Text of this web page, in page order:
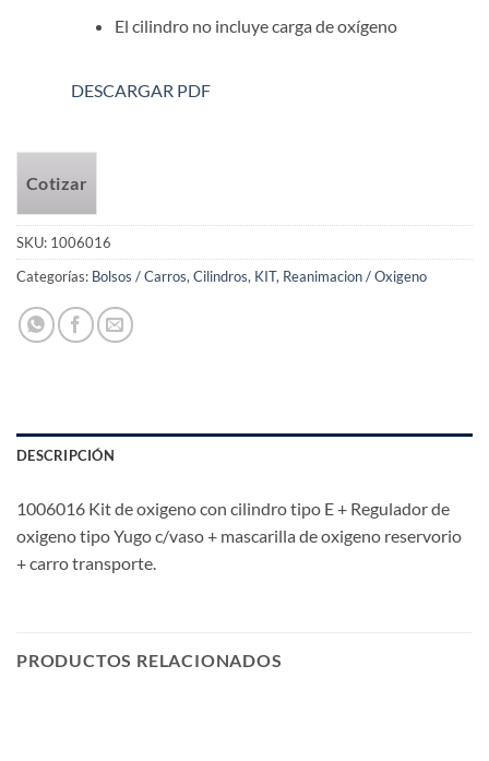
El cilindro no incluye carga de oxígeno
DESCARGAR PDF
Cotizar
SKU: 1006016
Categorías: Bolsos / Carros, Cilindros, KIT, Reanimacion / Oxigeno
DESCRIPCIÓN
1006016 Kit de oxigeno con cilindro tipo E + Regulador de
oxigeno tipo Yugo c/vaso + mascarilla de oxigeno reservorio
+ carro transporte.
PRODUCTOS RELACIONADOS